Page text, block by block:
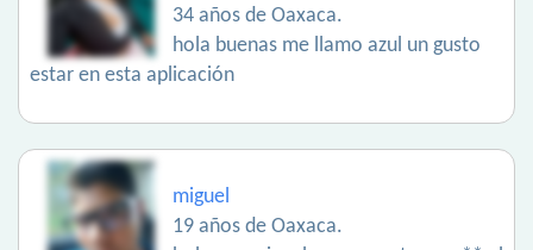
34 años de Oaxaca.
hola buenas me llamo azul un gusto
estar en esta aplicación
miguel
19 años de Oaxaca.